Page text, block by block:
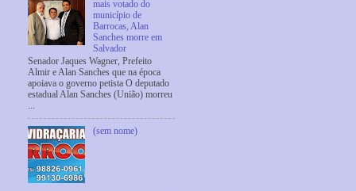
mais votado do
município de
Barrocas, Alan
Sanches morre em
Salvador
Senador Jaques Wagner, Prefeito
Almir e Alan Sanches que na época
apoiava o governo petista O deputado
estadual Alan Sanches (União) morreu
...
(sem nome)